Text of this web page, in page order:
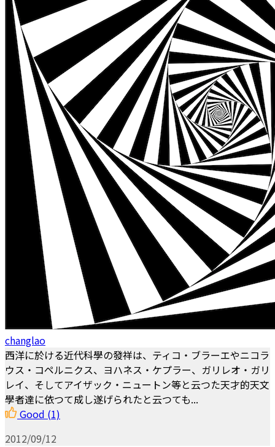
changlao
西洋に於ける近代科學の發祥は、ティコ・ブラーエやニコラ
ウス・コペルニクス、ヨハネス・ケプラー、ガリレオ・ガリ
レイ、そしてアイザック・ニュートン等と云つた天才的天文
學者達に依つて成し遂げられたと云つても...
Good (1)
2012/09/12